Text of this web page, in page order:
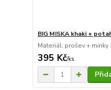
BIG MISKA khaki +
Materiál: prošev +
395 Kč/ks